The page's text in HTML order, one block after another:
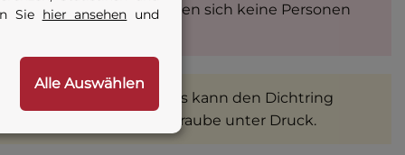
und Druckabbau halten sich keine Personen
des vollen Drucks kann den Dichtring
Lösen der Spannschraube unter Druck.
Sie hier ansehen und
Alle Auswählen